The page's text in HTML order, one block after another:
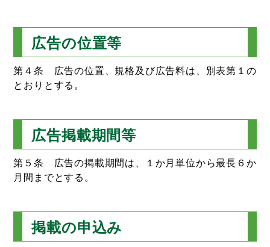
広告の位置等
第４条 広告の位置、規格及び広告料は、別表第１の
とおりとする。
広告掲載期間等
第５条 広告の掲載期間は、１か月単位から最長６か
月間までとする。
掲載の申込み